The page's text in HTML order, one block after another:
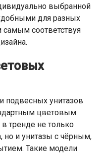
выбранной
для разных
самым соответствуя
подвесных унитазов
цветовым
тренде не только
но и унитазы с чёрным,
Такие модели